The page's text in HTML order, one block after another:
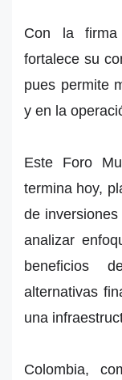
Con la firma
fortalece su
pues permite
y en la
Este Foro
termina hoy,
de
analizar
beneficios
alternativas
una
Colombia,